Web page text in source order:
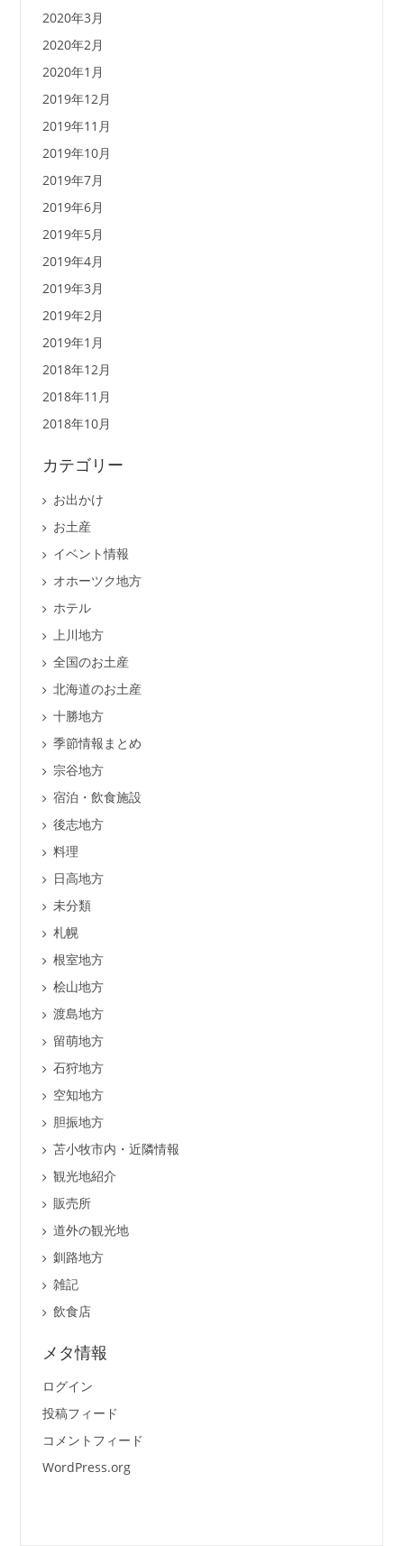
2020年3月
2020年2月
2020年1月
2019年12月
2019年11月
2019年10月
2019年7月
2019年6月
2019年5月
2019年4月
2019年3月
2019年2月
2019年1月
2018年12月
2018年11月
2018年10月
カテゴリー
お出かけ
お土産
イベント情報
オホーツク地方
ホテル
上川地方
全国のお土産
北海道のお土産
十勝地方
季節情報まとめ
宗谷地方
宿泊・飲食施設
後志地方
料理
日高地方
未分類
札幌
根室地方
桧山地方
渡島地方
留萌地方
石狩地方
空知地方
胆振地方
苫小牧市内・近隣情報
観光地紹介
販売所
道外の観光地
釧路地方
雑記
飲食店
メタ情報
ログイン
投稿フィード
コメントフィード
WordPress.org